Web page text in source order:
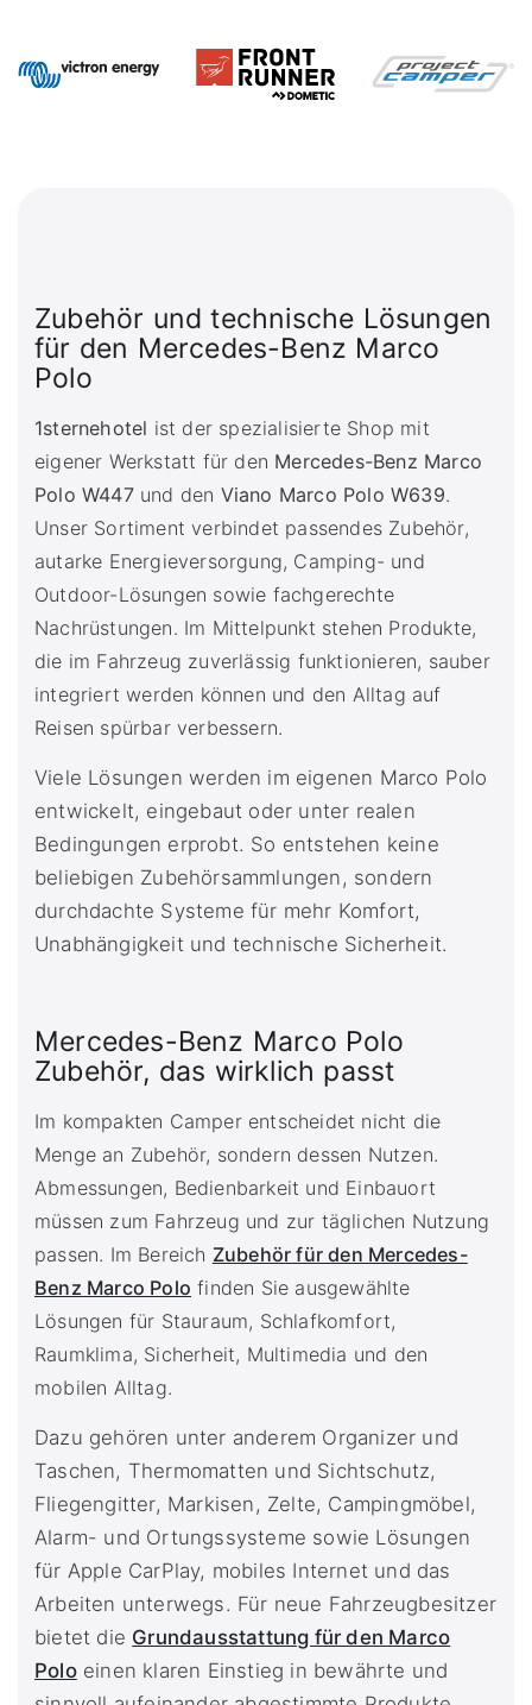
Zubehör und technische Lösungen
für den Mercedes-Benz Marco
Polo
1sternehotel ist der spezialisierte Shop mit
eigener Werkstatt für den Mercedes-Benz Marco
Polo W447und den Viano Marco Polo W639.
Unser Sortiment verbindet passendes Zubehör,
autarke Energieversorgung, Camping- und
Outdoor-Lösungen sowie fachgerechte
Nachrüstungen. Im Mittelpunkt stehen Produkte,
die im Fahrzeug zuverlässig funktionieren, sauber
integriert werden können und den Alltag auf
Reisen spürbar verbessern.
Viele Lösungen werden im eigenen Marco Polo
entwickelt, eingebaut oder unter realen
Bedingungen erprobt. So entstehen keine
beliebigen Zubehörsammlungen, sondern
durchdachte Systeme für mehr Komfort,
Unabhängigkeit und technische Sicherheit.
Mercedes-Benz Marco Polo
Zubehör, das wirklich passt
Im kompakten Camper entscheidet nicht die
Menge an Zubehör, sondern dessen Nutzen.
Abmessungen, Bedienbarkeit und Einbauort
müssen zum Fahrzeug und zur täglichen Nutzung
passen. Im Bereich Zubehör für den Mercedes-
Benz Marco Polo finden Sie ausgewählte
Lösungen für Stauraum, Schlafkomfort,
Raumklima, Sicherheit, Multimedia und den
mobilen Alltag.
Dazu gehören unter anderem Organizer und
Taschen, Thermomatten und Sichtschutz,
Fliegengitter, Markisen, Zelte, Campingmöbel,
Alarm- und Ortungssysteme sowie Lösungen
für Apple CarPlay, mobiles Internet und das
Arbeiten unterwegs. Für neue Fahrzeugbesitzer
bietet die Grundausstattung für den Marco
Poloeinen klaren Einstieg in bewährte und